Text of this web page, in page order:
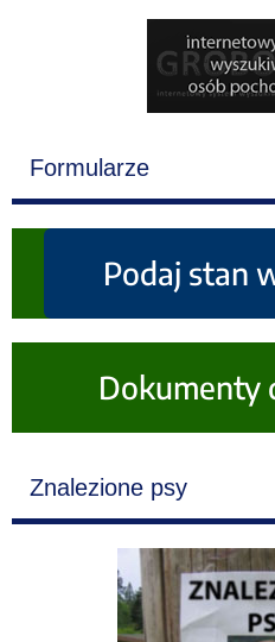
Formularze
Podaj stan
Dokumenty
Znalezione psy